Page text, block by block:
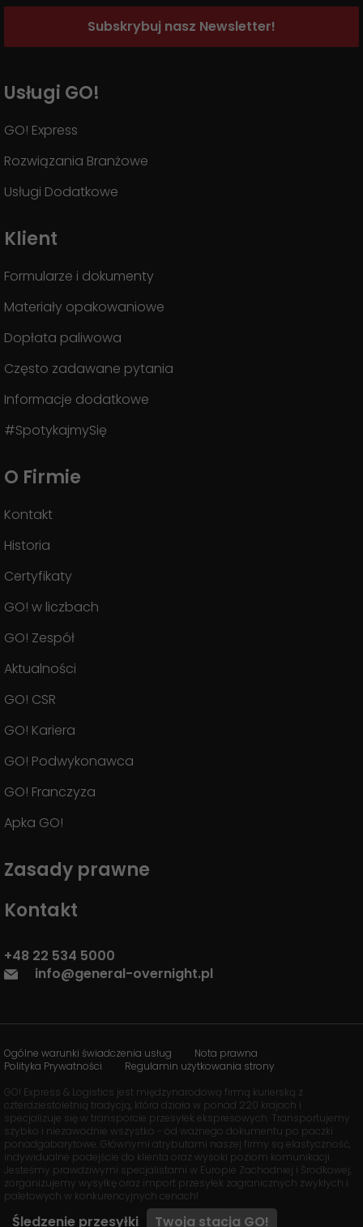
Śledzenie przesyłki Twoja stacja GO!
Subskrybuj nasz Newsletter!
Usługi GO!
GO! Express
Rozwiązania Branżowe
Usługi Dodatkowe
Klient
Formularze i dokumenty
Materiały opakowaniowe
Dopłata paliwowa
Często zadawane pytania
Informacje dodatkowe
#SpotykajmySię
O Firmie
Kontakt
Historia
Certyfikaty
GO! w liczbach
GO! Zespół
Aktualności
GO! CSR
GO! Kariera
GO! Podwykonawca
GO! Franczyza
Apka GO!
Zasady prawne
Kontakt
+48 22 534 5000
info@general-overnight.pl
Ogólne warunki świadczenia usług
Nota prawna
Polityka Prywatności
Regulamin użytkowania strony
GO! Express & Logistics jest międzynarodową firmą kurierską z
czterdziestoletnią tradycją, która działa w ponad 220 krajach i
specjalizuje się w transporcie przesyłek ekspresowych. Transportujemy
szybko i niezawodnie wszystko - od ważnego dokumentu po paczki
ponadgabarytowe. Głównymi atrybutami naszej firmy są elastyczność,
indywidualne podejście do klienta oraz wysoki poziom komunikacji.
Jesteśmy prawdziwymi specjalistami w Europie Zachodniej i Środkowej,
zorganizujemy wysyłkę oraz import przesyłek zagranicznych zwykłych i
paletowych w konkurencyjnych cenach!